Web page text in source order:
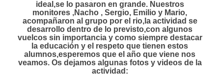
ideal,se lo pasaron en grande. Nuestros
monitores ,Nacho , Sergio, Emilio y Mario,
acompañaron al grupo por el rio,la actividad se
desarrollo dentro de lo previsto,con algunos
vuelcos sin importancia y como siempre destacar
la educación y el respeto que tienen estos
alumnos,esperemos que el año que viene nos
veamos. Os dejamos algunas fotos y videos de la
actividad: